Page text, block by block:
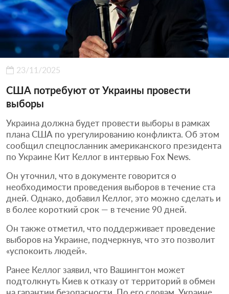
23/11/2025
США потребуют от Украины провести
выборы
Украина должна будет провести выборы в рамках
плана США по урегулированию конфликта. Об этом
сообщил спецпосланник американского президента
по Украине Кит Келлог в интервью Fox News.
Он уточнил, что в документе говорится о
необходимости проведения выборов в течение ста
дней. Однако, добавил Келлог, это можно сделать и
в более короткий срок — в течение 90 дней.
Он также отметил, что поддерживает проведение
выборов на Украине, подчеркнув, что это позволит
«успокоить людей».
Ранее Келлог заявил, что Вашингтон может
подтолкнуть Киев к отказу от территорий в обмен